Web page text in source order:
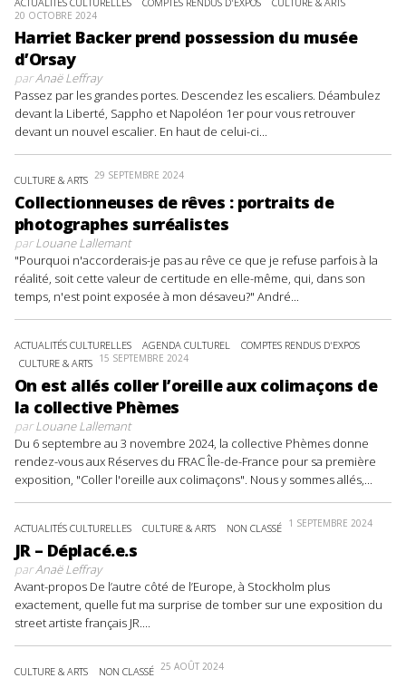
20 OCTOBRE 2024
Harriet Backer prend possession du musée
d’Orsay
parAnaë Leffray
Passez par les grandes portes. Descendez les escaliers. Déambulez
devant la Liberté, Sappho et Napoléon 1er pour vous retrouver
devant un nouvel escalier. En haut de celui-ci...
CULTURE & ARTS 29 SEPTEMBRE 2024
Collectionneuses de rêves : portraits de
photographes surréalistes
parLouane Lallemant
"Pourquoi n'accorderais-je pas au rêve ce que je refuse parfois à la
réalité, soit cette valeur de certitude en elle-même, qui, dans son
temps, n'est point exposée à mon désaveu?" André...
ACTUALITÉS CULTURELLES AGENDA CULTUREL
COMPTES RENDUS D'EXPOS
CULTURE & ARTS 15 SEPTEMBRE 2024
On est allés coller l’oreille aux colimaçons de
la collective Phèmes
parLouane Lallemant
Du 6 septembre au 3 novembre 2024, la collective Phèmes donne
rendez-vous aux Réserves du FRAC Île-de-France pour sa première
exposition, "Coller l'oreille aux colimaçons". Nous y sommes allés,...
ACTUALITÉS CULTURELLES CULTURE & ARTS NON CLASSÉ 1 SEPTEMBRE 2024
JR – Déplacé.e.s
parAnaë Leffray
Avant-propos De l’autre côté de l’Europe, à Stockholm plus
exactement, quelle fut ma surprise de tomber sur une exposition du
street artiste français JR....
CULTURE & ARTS NON CLASSÉ 25 AOÛT 2024